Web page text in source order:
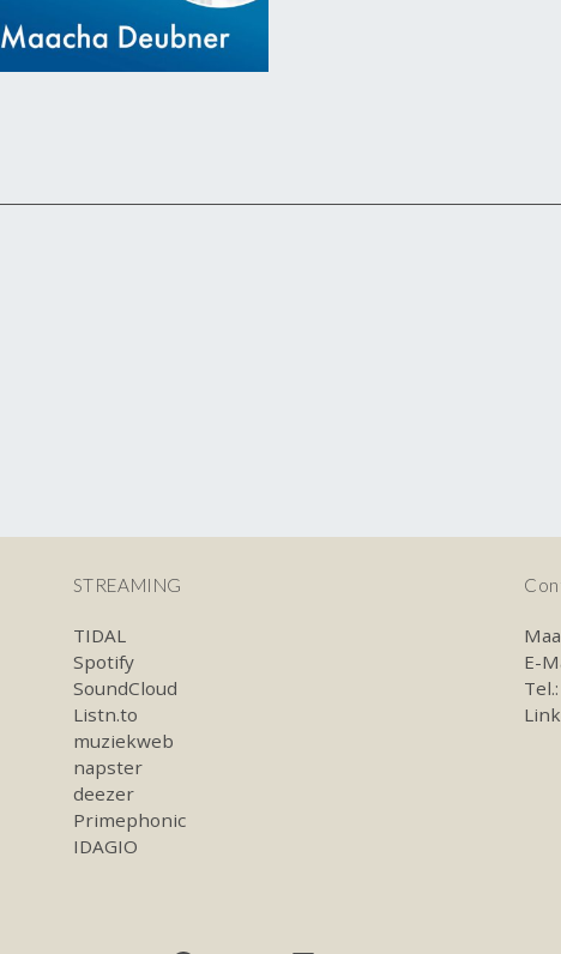
STREAMING
TIDAL
Spotify
SoundCloud
Listn.to
muziekweb
napster
deezer
Primephonic
IDAGIO
E-